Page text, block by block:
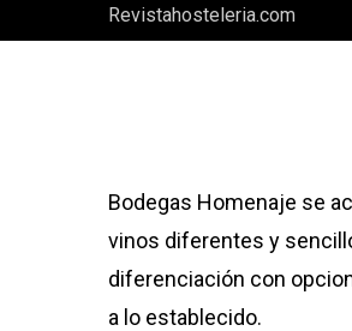
Revistahosteleria.com
Bodegas Homenaje se
vinos diferentes y
diferenciación con
a lo establecido.